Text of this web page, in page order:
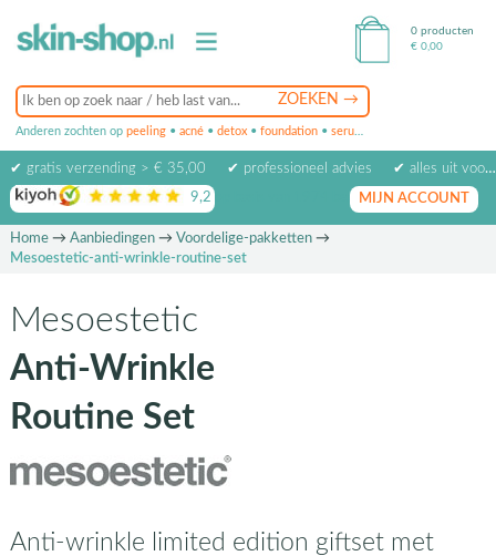
Anderen zochten op peeling • acné • detox • foundation • serum
0 producten
€ 0,00
✔ gratis verzending > € 35,00 ✔ professioneel advies
✔ alles uit voorraad leverbaar
9,2 op basis van beoordelingen
MIJN ACCOUNT
Home→ Aanbiedingen→ Voordelige-pakketten→
Mesoestetic-anti-wrinkle-routine-set
Mesoestetic
Anti-Wrinkle
Routine Set
Anti-wrinkle limited edition giftset met